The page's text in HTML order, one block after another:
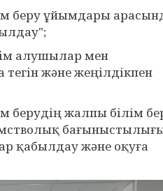
беру ұйымдары
алушылар мен
және жеңілдікпен
жалпы білім
қабылдау және оқуға